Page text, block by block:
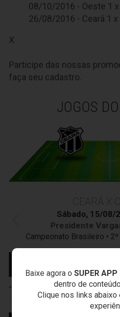
Baixe agora o SUPER APP
dentro de
Clique nos links
08/10/2016 - Oeste 1 x
26/08/2016 - Ceará 1 x
X
Participe das nossas
faça seu cadastro.
JOGOS DO
CEARÁ X
Sábado, 15/08/
Presidente
Campeonato Brasileiro •
VOZÃO